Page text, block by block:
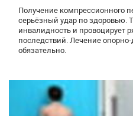
Получение компрессионного
серьёзный удар по здоровью.
инвалидность и провоцирует
последствий. Лечение опорно-
обязательно.